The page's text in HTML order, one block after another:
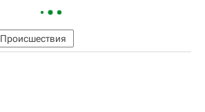
Происшествия